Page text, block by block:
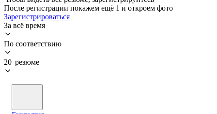
После регистрации покажем ещё 1 и откроем фото
Зарегистрироваться
За всё время
По соответствию
20 резюме